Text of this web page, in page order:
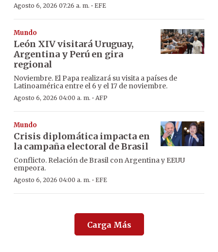
Agosto 6, 2026 07:26 a. m. · EFE
Mundo
León XIV visitará Uruguay,
Argentina y Perú en gira
regional
Noviembre. El Papa realizará su visita a países de
Latinoamérica entre el 6 y el 17 de noviembre.
Agosto 6, 2026 04:00 a. m. · AFP
Mundo
Crisis diplomática impacta en
la campaña electoral de Brasil
Conflicto. Relación de Brasil con Argentina y EEUU
empeora.
Agosto 6, 2026 04:00 a. m. · EFE
Carga Más